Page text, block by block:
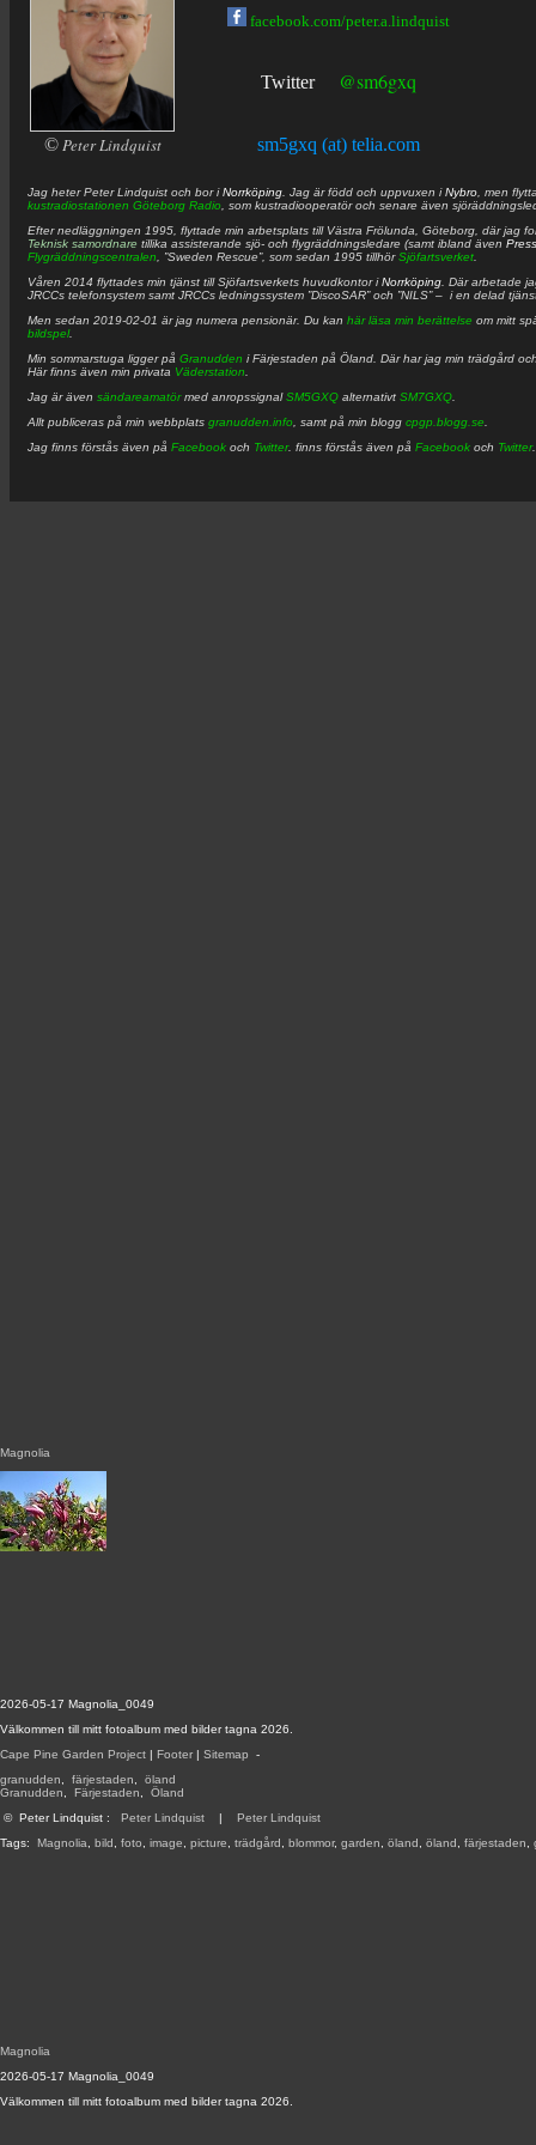
2026-05-17 Magnolia_0049
Välkommen till mitt fotoalbum med bilder tagna 2026.
Cape Pine Garden Project | Footer | Sitemap -
granudden
färjestaden
öland
Granudden
Färjestaden
Öland
© Peter Lindquist : Peter Lindquist | Peter Lindquist
Tags: Magnolia bild foto image picture trädgård blommor, garden öland öland färjestaden
Magnolia
Magnolia
2026-05-17 Magnolia_0049
Välkommen till mitt fotoalbum med bilder tagna 2026.
© Peter Lindquist
facebook.com/peter.a.lindquist
Twitter @sm6gxq
sm5gxq (at) telia.com
Jag heterPeter Lindquist och bor iNorrköping . Jag är född och uppvuxen iNybro , men
kustradiostationen Göteborg Radio , som kustradiooperatör och senare även
Efter nedläggningen 1995, flyttade min arbetsplats till Västra Frölunda, Göteborg, där jag
Teknisk samordnare tillika assisterande sjö- och flygräddningsledare (samt ibland även
Flygräddningscentralen , ”Sweden Rescue”, som sedan 1995 tillhörSjöfartsverket
Våren 2014 flyttades min tjänst till Sjöfartsverkets huvudkontor iNorrköping . Där arbetade
JRCCs telefonsystem samt JRCCs ledningssystem ”DiscoSAR” och ”NILS” – i en delad
Men sedan 2019-02-01 är jag numera pensionär. Du kan här läsa min berättelse om mitt
bildspel.
Min sommarstuga ligger på Granudden i Färjestaden på Öland. Där har jag min trädgård
Här finns även min privata Väderstation
Jag är även sändareamatörmed anropssignalSM5GXQ alternativt SM7GXQ
Allt publiceras på min webbplats granudden.info , samt på min blogg cpgp.blogg.se
Jag finns förstås även på Facebook och Twitter. finns förstås även på Facebook och Twitter.